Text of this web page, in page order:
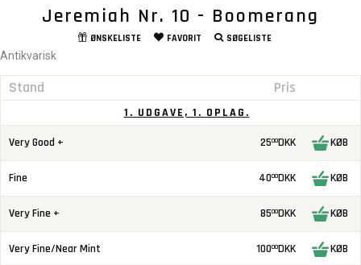
Jeremiah Nr. 10 - Boomerang
ØNSKELISTE FAVORIT SØGELISTE
Antikvarisk
Stand Pris
1. UDGAVE, 1. OPLAG.
Very Good + 2500DKK KØB
Fine 4000DKK KØB
Very Fine + 8500DKK KØB
Very Fine/Near Mint 10000DKK KØB